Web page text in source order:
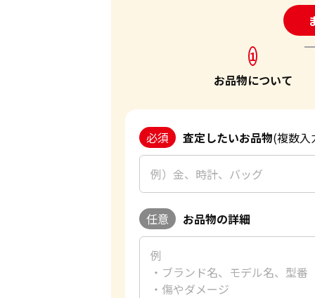
24
1
お品物について
必須 査定したいお品物(複数入
任意 お品物の詳細